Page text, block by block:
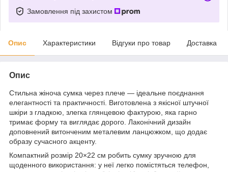
Замовлення під захистом
Опис Характеристики Відгуки про товар Доставка
Опис
Стильна жіноча сумка через плече — ідеальне поєднання
елегантності та практичності. Виготовлена з якісної штучної
шкіри з гладкою, злегка глянцевою фактурою, яка гарно
тримає форму та виглядає дорого. Лаконічний дизайн
доповнений витонченим металевим ланцюжком, що додає
образу сучасного акценту.
Компактний розмір 20×22 см робить сумку зручною для
щоденного використання: у неї легко помістяться телефон,